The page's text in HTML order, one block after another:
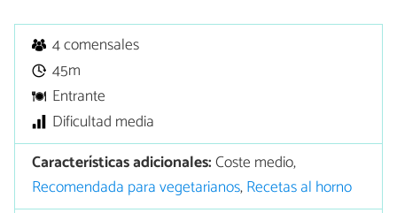
4 comensales
45m
Entrante
Dificultad media
Características adicionales:Coste medio,
Recomendada para vegetarianos,Recetas al horno